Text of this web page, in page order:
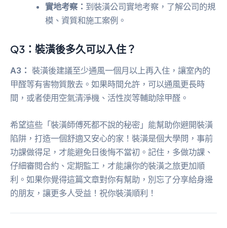
實地考察： 到裝潢公司實地考察，了解公司的規
模、資質和施工案例。
Q3：裝潢後多久可以入住？
A3： 裝潢後建議至少通風一個月以上再入住，讓室內的
甲醛等有害物質散去。如果時間允許，可以通風更長時
間，或者使用空氣清淨機、活性炭等輔助除甲醛。
希望這些「裝潢師傅死都不說的秘密」能幫助你避開裝潢
陷阱，打造一個舒適又安心的家！裝潢是個大學問，事前
功課做得足，才能避免日後悔不當初。記住，多做功課、
仔細審閱合約、定期監工，才能讓你的裝潢之旅更加順
利。如果你覺得這篇文章對你有幫助，別忘了分享給身邊
的朋友，讓更多人受益！祝你裝潢順利！